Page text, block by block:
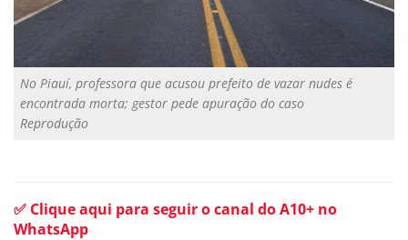
No Piauí, professora que acusou prefeito de vazar nudes é
encontrada morta; gestor pede apuração do caso
Reprodução
✅ Clique aqui para seguir o canal do A10+ no
WhatsApp